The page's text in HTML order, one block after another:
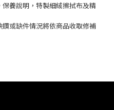
保養說明，特製細絨擦拭布及精
或缺件情況將依商品收取修補